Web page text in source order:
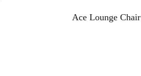
Ace Lounge Chair